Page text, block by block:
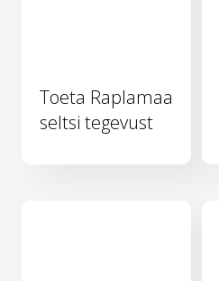
Toeta Raplamaa
seltsi tegevust